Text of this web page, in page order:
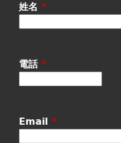
姓名*
電話*
Email*